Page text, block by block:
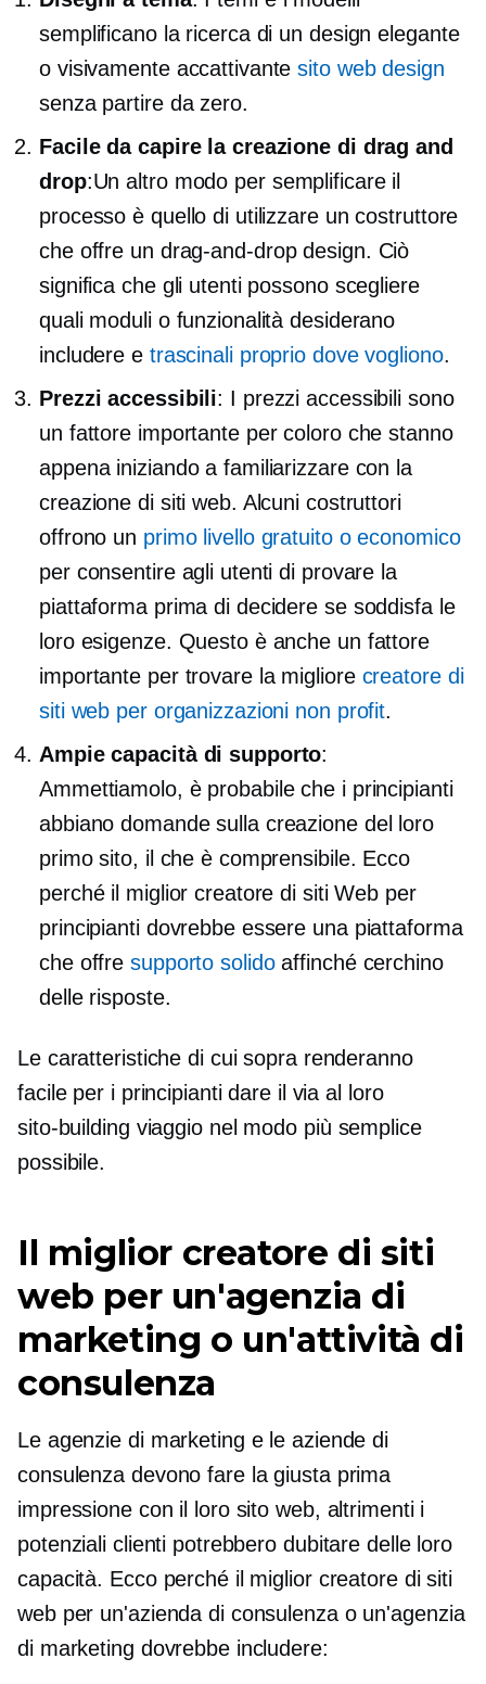
semplificano la ricerca di un design elegante
o visivamente accattivantesito web design
senza partire da zero.
Facile da capire la creazione di drag and
drop:Un altro modo per semplificare il
processo è quello di utilizzare un costruttore
che offre un drag-and-dropdesign. Ciò
significa che gli utenti possono scegliere
quali moduli o funzionalità desiderano
includere e trascinali proprio dove vogliono.
Prezzi accessibili: I prezzi accessibili sono
un fattore importante per coloro che stanno
appena iniziando a familiarizzare con la
creazione di siti web. Alcuni costruttori
offrono un primo livello gratuito o economico
per consentire agli utenti di provare la
piattaforma prima di decidere se soddisfa le
loro esigenze. Questo è anche un fattore
importante per trovare la migliore creatore di
siti web per organizzazioni non profit.
Ampie capacità di supporto:
Ammettiamolo, è probabile che i principianti
abbiano domande sulla creazione del loro
primo sito, il che è comprensibile. Ecco
perché il miglior creatore di siti Web per
principianti dovrebbe essere una piattaforma
che offresupporto solidoaffinché cerchino
delle risposte.
Le caratteristiche di cui sopra renderanno
facile per i principianti dare il via al loro
sito-building viaggio nel modo più semplice
possibile.
Il miglior creatore di siti
web per un'agenzia di
marketing o un'attività di
consulenza
Le agenzie di marketing e le aziende di
consulenza devono fare la giusta prima
impressione con il loro sito web, altrimenti i
potenziali clienti potrebbero dubitare delle loro
capacità. Ecco perché il miglior creatore di siti
web per un'azienda di consulenza o un'agenzia
di marketing dovrebbe includere: